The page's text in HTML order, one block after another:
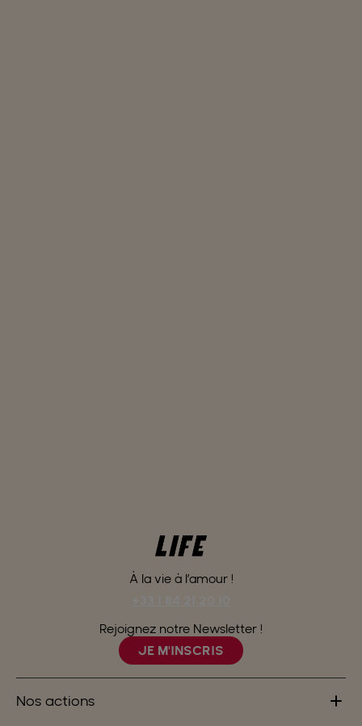
À la vie à l’amour !
Rejoignez notre Newsletter !
JE M'INSCRIS
Nos actions